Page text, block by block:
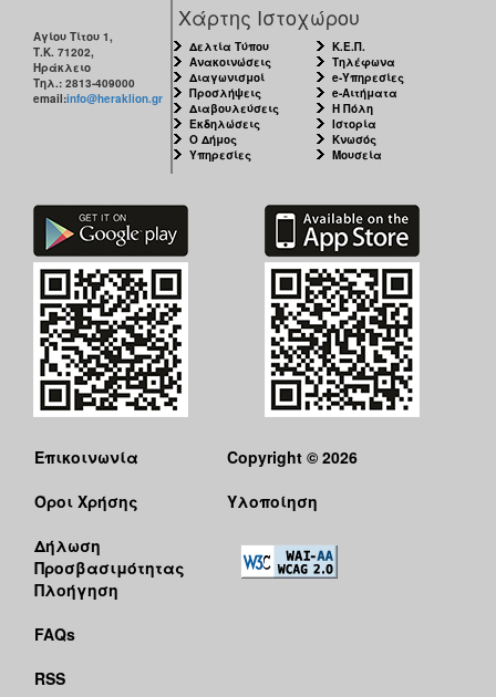
Αγίου Τίτου 1,
Τ.Κ. 71202,
Ηράκλειο
Τηλ.: 2813-409000
email:info@heraklion.gr
Χάρτης Ιστοχώρου
Δελτία Τύπου
Ανακοινώσεις
Διαγωνισμοί
Προσλήψεις
Διαβουλεύσεις
Εκδηλώσεις
Ο Δήμος
Υπηρεσίες
Κ.Ε.Π.
Τηλέφωνα
e-Υπηρεσίες
e-Αιτήματα
Η Πόλη
Ιστορία
Κνωσός
Μουσεία
Επικοινωνία
Όροι Χρήσης
Δήλωση
Προσβασιμότητας
Πλοήγηση
FAQs
RSS
Copyright © 2026
Υλοποίηση